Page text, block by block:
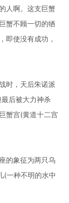
人啊。这支巨蟹
蟹不顾一切的牺
即使没有成功，
时，天后朱诺派
后被大力神杀
蟹宫(黄道十二宫
的象征为两只乌
(一种不明的水中